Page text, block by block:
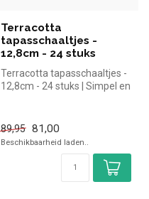
Terracotta
tapasschaaltjes -
12,8cm - 24 stuks
Terracotta tapasschaaltjes -
12,8cm - 24 stuks | Simpel en
89,95 81,00
Beschikbaarheid laden..